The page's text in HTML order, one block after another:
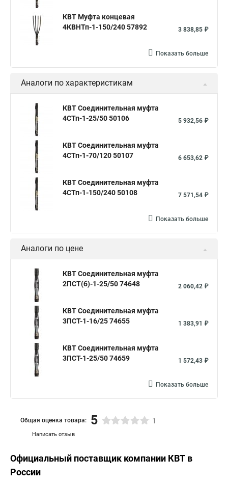
КВТ Муфта концевая
4КВНТп-1-150/240 57892
3 838,85 ₽
Показать больше
Аналоги по характеристикам
КВТ Соединительная муфта
4СТп-1-25/50 50106
5 932,56 ₽
КВТ Соединительная муфта
4СТп-1-70/120 50107
6 653,62 ₽
КВТ Соединительная муфта
4СТп-1-150/240 50108
7 571,54 ₽
Показать больше
Аналоги по цене
КВТ Соединительная муфта
2ПСТ(б)-1-25/50 74648
2 060,42 ₽
КВТ Соединительная муфта
3ПСТ-1-16/25 74655
1 383,91 ₽
КВТ Соединительная муфта
3ПСТ-1-25/50 74659
1 572,43 ₽
Показать больше
Написать отзыв
Общая оценка товара: 5 1
Официальный поставщик компании КВТ в
России